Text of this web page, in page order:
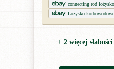
connecting rod
Łożysko
+ 2 więcej